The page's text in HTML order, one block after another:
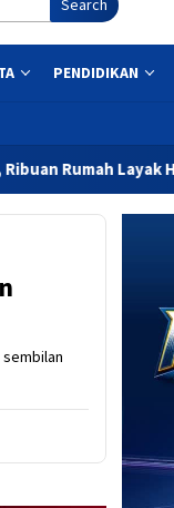
Search
PENDIDIKAN
untuk Warga